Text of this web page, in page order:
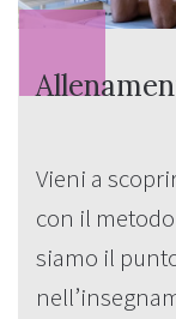
Vieni a
con il metodo
siamo il